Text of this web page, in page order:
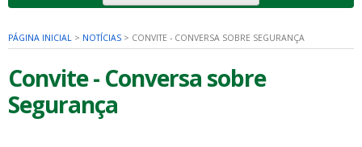
PÁGINA INICIAL > NOTÍCIAS > CONVITE - CONVERSA SOBRE SEGURANÇA
Convite - Conversa sobre
Segurança